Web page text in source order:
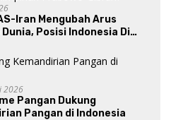
Iran Mengubah Arus
Dunia, Posisi Indonesia Di
2026
Pangan Dukung
Pangan di Indonesia